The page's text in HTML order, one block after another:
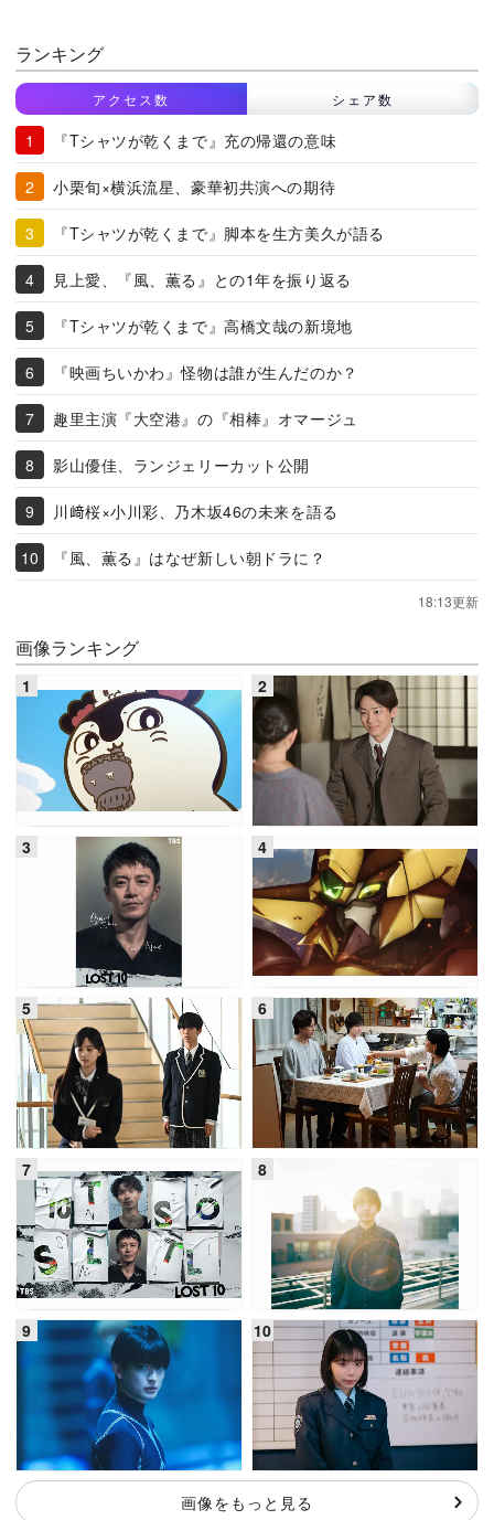
ランキング
アクセス数 シェア数
『Tシャツが乾くまで』充の帰還の意味
小栗旬×横浜流星、豪華初共演への期待
『Tシャツが乾くまで』脚本を生方美久が語る
見上愛、『風、薫る』との1年を振り返る
『Tシャツが乾くまで』高橋文哉の新境地
『映画ちいかわ』怪物は誰が生んだのか？
趣里主演『大空港』の『相棒』オマージュ
影山優佳、ランジェリーカット公開
川﨑桜×小川彩、乃木坂46の未来を語る
『風、薫る』はなぜ新しい朝ドラに？
18:13更新
画像ランキング
画像をもっと見る